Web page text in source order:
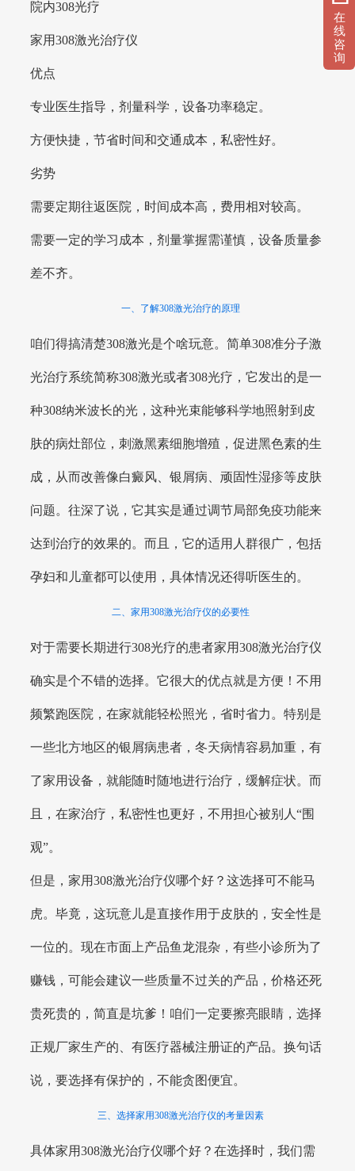
院内308光疗
家用308激光治疗仪
优点
专业医生指导，剂量科学，设备功率稳定。
方便快捷，节省时间和交通成本，私密性好。
劣势
需要定期往返医院，时间成本高，费用相对较高。
需要一定的学习成本，剂量掌握需谨慎，设备质量参
差不齐。
一、了解308激光治疗的原理
咱们得搞清楚308激光是个啥玩意。简单308准分子激
光治疗系统简称308激光或者308光疗，它发出的是一
种308纳米波长的光，这种光束能够科学地照射到皮
肤的病灶部位，刺激黑素细胞增殖，促进黑色素的生
成，从而改善像白癜风、银屑病、顽固性湿疹等皮肤
问题。往深了说，它其实是通过调节局部免疫功能来
达到治疗的效果的。而且，它的适用人群很广，包括
孕妇和儿童都可以使用，具体情况还得听医生的。
二、家用308激光治疗仪的必要性
对于需要长期进行308光疗的患者家用308激光治疗仪
确实是个不错的选择。它很大的优点就是方便！不用
频繁跑医院，在家就能轻松照光，省时省力。特别是
一些北方地区的银屑病患者，冬天病情容易加重，有
了家用设备，就能随时随地进行治疗，缓解症状。而
且，在家治疗，私密性也更好，不用担心被别人“围
观”。
但是，家用308激光治疗仪哪个好？这选择可不能马
虎。毕竟，这玩意儿是直接作用于皮肤的，安全性是
一位的。现在市面上产品鱼龙混杂，有些小诊所为了
赚钱，可能会建议一些质量不过关的产品，价格还死
贵死贵的，简直是坑爹！咱们一定要擦亮眼睛，选择
正规厂家生产的、有医疗器械注册证的产品。换句话
说，要选择有保护的，不能贪图便宜。
三、选择家用308激光治疗仪的考量因素
具体家用308激光治疗仪哪个好？在选择时，我们需
在
线
咨
询